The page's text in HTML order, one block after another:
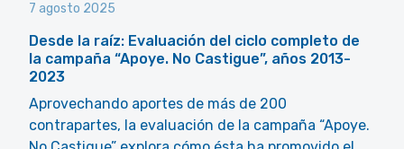
7 agosto 2025
Desde la raíz: Evaluación del ciclo completo de
la campaña “Apoye. No Castigue”, años 2013-
2023
Aprovechando aportes de más de 200
contrapartes, la evaluación de la campaña “Apoye.